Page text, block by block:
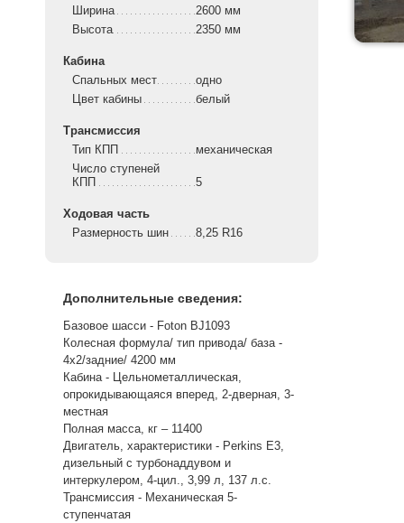
Ширина
2600 мм
Высота
2350 мм
Кабина
Спальных мест
одно
Цвет кабины
белый
Трансмиссия
Тип КПП
механическая
Число ступеней
КПП
5
Ходовая часть
Размерность шин
8,25 R16
Дополнительные сведения:
Базовое шасси - Foton BJ1093
Колесная формула/ тип привода/ база -
4х2/задние/ 4200 мм
Кабина - Цельнометаллическая,
опрокидывающаяся вперед, 2-дверная, 3-
местная
Полная масса, кг – 11400
Двигатель, характеристики - Perkins Е3,
дизельный с турбонаддувом и
интеркулером, 4-цил., 3,99 л, 137 л.с.
Трансмиссия - Механическая 5-
ступенчатая